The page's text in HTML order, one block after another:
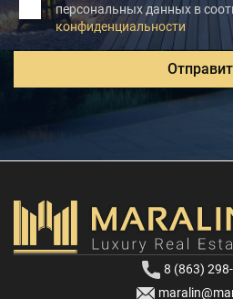
персональных данных в
конфиденциальности
8 (863)